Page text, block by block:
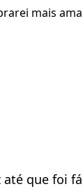
mais
até que foi